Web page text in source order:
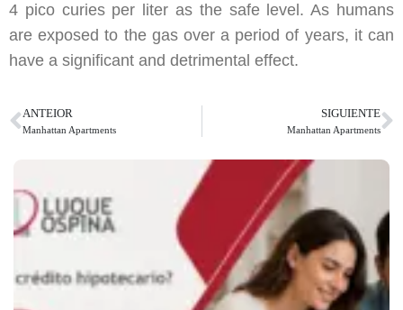
4 pico curies per liter as the safe level. As humans
are exposed to the gas over a period of years, it can
have a significant and detrimental effect.
ANTEIOR
Manhattan Apartments
SIGUIENTE
Manhattan Apartments